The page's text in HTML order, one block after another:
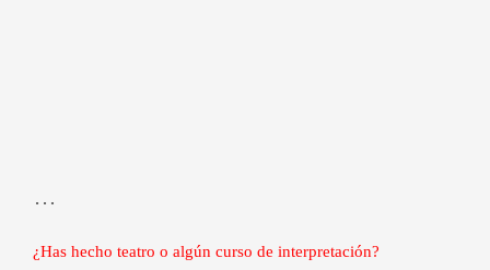
…
¿Has hecho teatro o algún curso de interpretación?